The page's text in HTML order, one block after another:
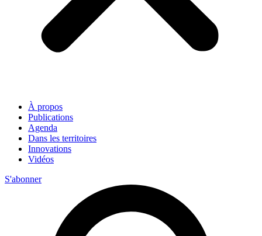
À propos
Publications
Agenda
Dans les territoires
Innovations
Vidéos
S'abonner